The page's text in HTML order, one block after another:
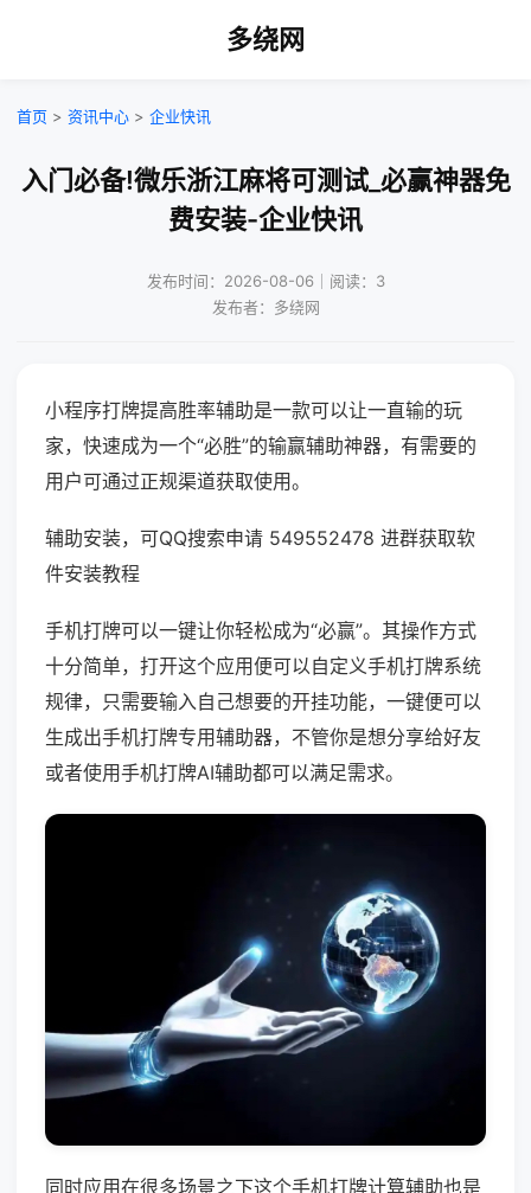
多绕网
首页 > 资讯中心 > 企业快讯
入门必备!微乐浙江麻将可测试_必赢神器免
费安装-企业快讯
发布时间：2026-08-06｜阅读：3
发布者：多绕网
小程序打牌提高胜率辅助是一款可以让一直输的玩
家，快速成为一个“必胜”的输赢辅助神器，有需要的
用户可通过正规渠道获取使用。
辅助安装，可QQ搜索申请 549552478 进群获取软
件安装教程
手机打牌可以一键让你轻松成为“必赢”。其操作方式
十分简单，打开这个应用便可以自定义手机打牌系统
规律，只需要输入自己想要的开挂功能，一键便可以
生成出手机打牌专用辅助器，不管你是想分享给好友
或者使用手机打牌AI辅助都可以满足需求。
同时应用在很多场景之下这个手机打牌计算辅助也是